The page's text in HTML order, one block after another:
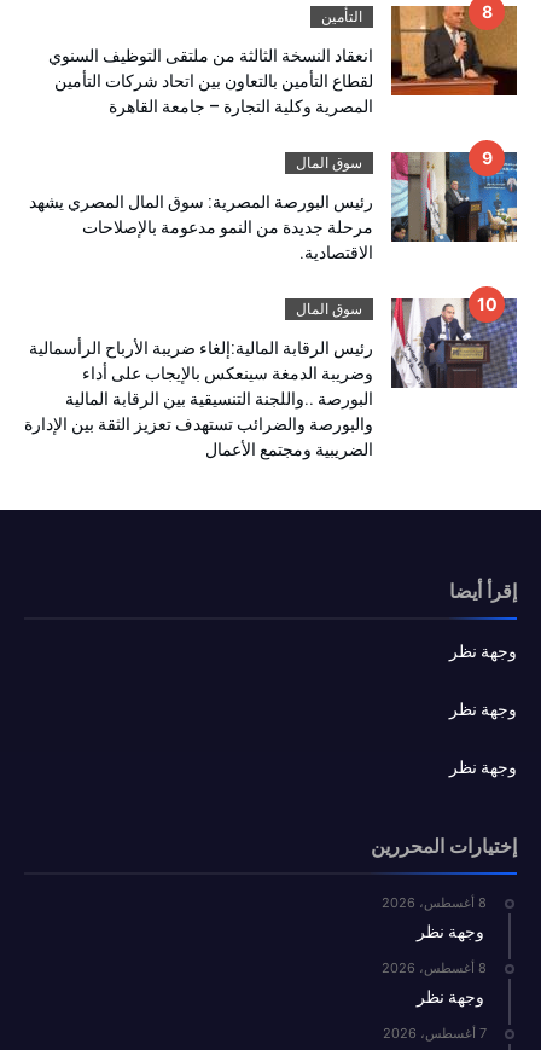
التأمين
انعقاد النسخة الثالثة من ملتقى التوظيف السنوي
لقطاع التأمين بالتعاون بين اتحاد شركات التأمين
المصرية وكلية التجارة – جامعة القاهرة
سوق المال
رئيس البورصة المصرية: سوق المال المصري يشهد
مرحلة جديدة من النمو مدعومة بالإصلاحات
الاقتصادية.
سوق المال
رئيس الرقابة المالية:إلغاء ضريبة الأرباح الرأسمالية
وضريبة الدمغة سينعكس بالإيجاب على أداء
البورصة ..واللجنة التنسيقية بين الرقابة المالية
والبورصة والضرائب تستهدف تعزيز الثقة بين الإدارة
الضريبية ومجتمع الأعمال
إقرأ أيضا
وجهة نظر
وجهة نظر
وجهة نظر
إختيارات المحررين
8 أغسطس، 2026
وجهة نظر
8 أغسطس، 2026
وجهة نظر
7 أغسطس، 2026